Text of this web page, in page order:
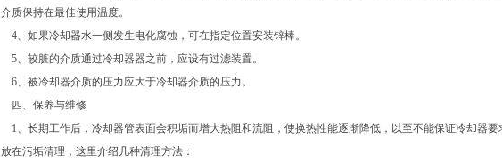
介质保持在最佳使用温度。
4、如果冷却器水一侧发生电化腐蚀，可在指定位置安装锌棒。
5、较脏的介质通过冷却器器之前，应设有过滤装置。
6、被冷却器介质的压力应大于冷却器介质的压力。
四、保养与维修
1、长期工作后，冷却器管表面会积垢而增大热阻和流阻，使换热性能逐渐降低，以至不能保证冷却器
放在污垢清理，这里介绍几种清理方法：